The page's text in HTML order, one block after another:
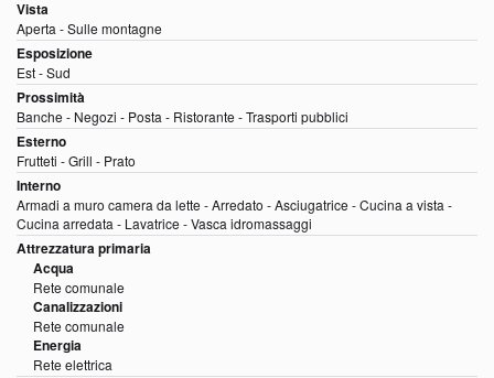
Vista
Aperta - Sulle montagne
Esposizione
Est - Sud
Prossimità
Banche - Negozi - Posta - Ristorante - Trasporti pubblici
Esterno
Frutteti - Grill - Prato
Interno
Armadi a muro camera da lette - Arredato - Asciugatrice - Cucina a vista -
Cucina arredata - Lavatrice - Vasca idromassaggi
Attrezzatura primaria
Acqua
Rete comunale
Canalizzazioni
Rete comunale
Energia
Rete elettrica